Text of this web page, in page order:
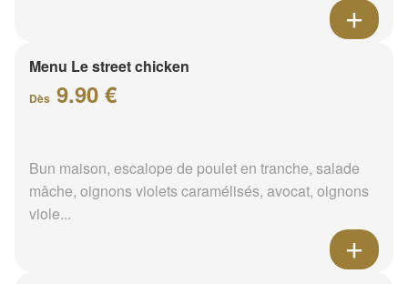
Menu Le street chicken
Dès 9.90 €
Bun maison, escalope de poulet en tranche, salade
mâche, oignons violets caramélisés, avocat, oignons
viole...